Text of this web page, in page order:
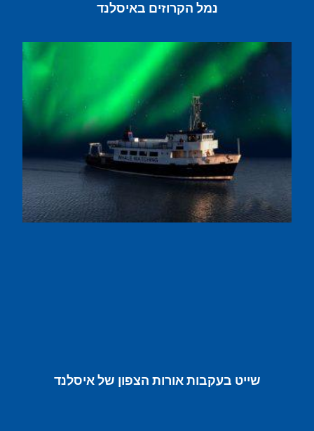
נמל הקרוזים באיסלנד
שייט בעקבות אורות הצפון של איסלנד